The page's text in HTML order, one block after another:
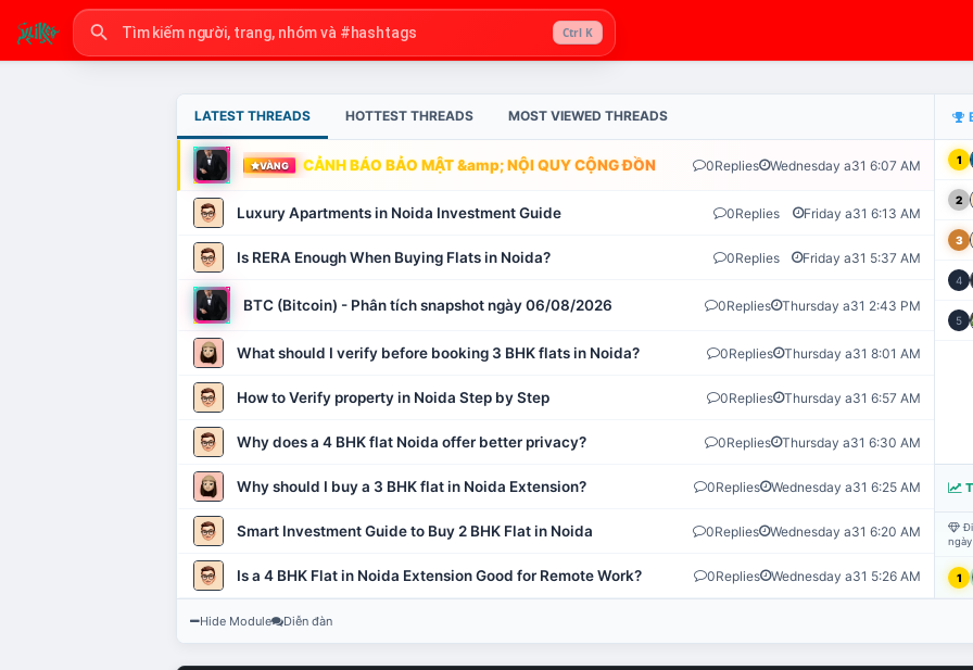
Ctrl K
LATEST THREADS HOTTEST THREADS MOST VIEWED THREADS
VÀNG CẢNH BÁO BẢO MẬT &amp; NỘI QUY CỘNG ĐỒNG VLIKE.VN: HỆ THỐNG GIÁM SÁT TỰ
0Replies Wednesday a31 6:07 AM
Luxury Apartments in Noida Investment Guide 0Replies Friday a31 6:13 AM
Is RERA Enough When Buying Flats in Noida? 0Replies Friday a31 5:37 AM
BTC (Bitcoin) - Phân tích snapshot ngày 06/08/2026 0Replies Thursday a31 2:43 PM
What should I verify before booking 3 BHK flats in Noida? 0Replies Thursday a31 8:01 AM
How to Verify property in Noida Step by Step 0Replies Thursday a31 6:57 AM
Why does a 4 BHK flat Noida offer better privacy? 0Replies Thursday a31 6:30 AM
Why should I buy a 3 BHK flat in Noida Extension? 0Replies Wednesday a31 6:25 AM
Smart Investment Guide to Buy 2 BHK Flat in Noida 0Replies Wednesday a31 6:20 AM
Is a 4 BHK Flat in Noida Extension Good for Remote Work? 0Replies Wednesday a31 5:26 AM
1
2
3
4
5
1
Hide Module Diễn đàn